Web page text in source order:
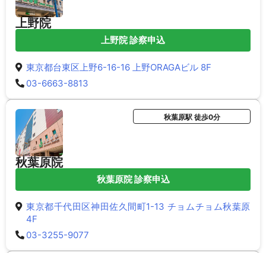
上野院
上野院 診察申込
東京都台東区上野6-16-16 上野ORAGAビル 8F
03-6663-8813
秋葉原院
秋葉原駅 徒歩0分
秋葉原院 診察申込
東京都千代田区神田佐久間町1-13 チョムチョム秋葉原
4F
03-3255-9077